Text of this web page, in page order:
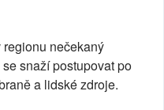
nečekaný
snaží postupovat po
a lidské zdroje.